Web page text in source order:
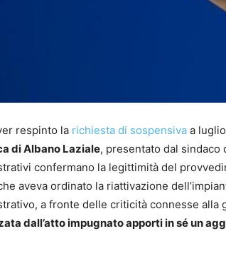
respinto la richiesta di sospensiva a
di Albano Laziale, presentato dal sindaco
confermano la legittimità del
aveva ordinato la riattivazione
a fronte delle criticità connesse alla
dall’atto impugnato apporti in sé un